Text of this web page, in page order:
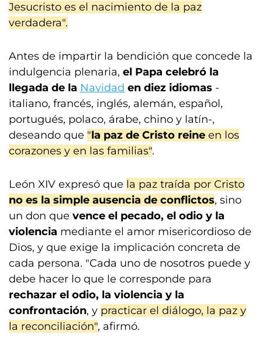
Jesucristo es el nacimiento de la paz
verdadera".
Antes de impartir la bendición que concede la
indulgencia plenaria, el Papa celebró la
llegada de la Navidad en diez idiomas -
italiano, francés, inglés, alemán, español,
portugués, polaco, árabe, chino y latín-,
deseando que "la paz de Cristo reine en los
corazones y en las familias".
León XIV expresó que la paz traída por Cristo
no es la simple ausencia de conflictos, sino
un don que vence el pecado, el odio y la
violencia mediante el amor misericordioso de
Dios, y que exige la implicación concreta de
cada persona. "Cada uno de nosotros puede y
debe hacer lo que le corresponde para
rechazar el odio, la violencia y la
confrontación, y practicar el diálogo, la paz y
la reconciliación", afirmó.